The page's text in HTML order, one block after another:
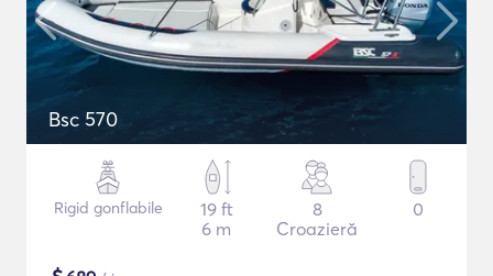
Bsc 570
Rigid gonflabile
19 ft
6 m
8
Croazieră
0